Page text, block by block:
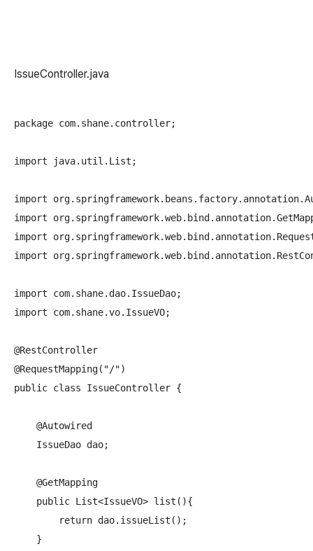
IssueController.java
package com.shane.controller;
import java.util.List;
import
import
import
import
import com.shane.dao.IssueDao;
import com.shane.vo.IssueVO;
@RestController
@RequestMapping("/")
public class IssueController {
    @Autowired
    IssueDao dao;
    @GetMapping
    public List<IssueVO> list(){
        return dao.issueList();
    }